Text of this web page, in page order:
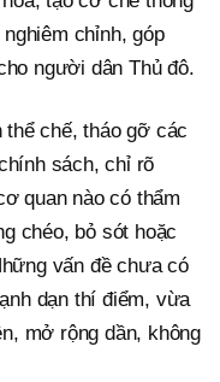
chỉnh, góp
người dân Thủ đô.
thể chế, tháo gỡ các
sách, chỉ rõ
quan nào có thẩm
chéo, bỏ sót hoặc
vấn đề chưa có
dạn thí điểm, vừa
mở rộng dần, không